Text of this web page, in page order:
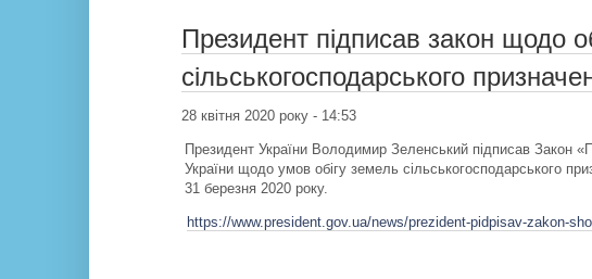
Президент підписав закон щодо
сільськогосподарського
28 квітня 2020 року - 14:53
Президент України Володимир Зеленський підписав Закон
України щодо умов обігу земель сільськогосподарського
31 березня 2020 року.
https://www.president.gov.ua/news/prezident-pidpisav-zakon-